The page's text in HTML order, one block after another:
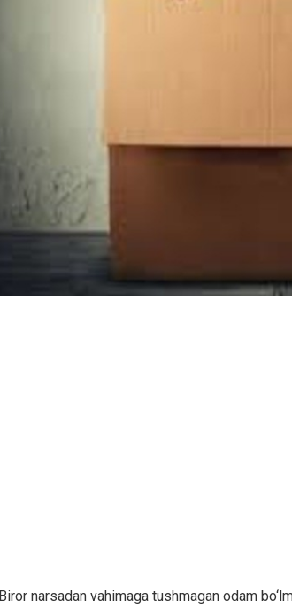
Biror narsadan vahimaga tushmagan odam